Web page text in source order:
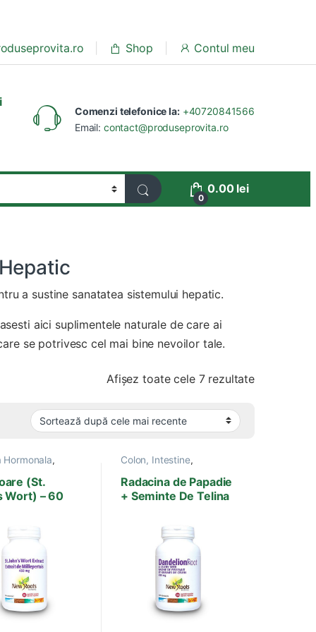
Shop Contul meu
Comenzi telefonice la: +40720841566
Email: contact@produseprovita.ro
0
0.00 lei
a sustine sanatatea sistemului hepatic.
aici suplimentele naturale de care ai
se potrivesc cel mai bine nevoilor tale.
Afișez toate cele 7 rezultateSortat
Hormonala,
,Hepatite
New
imunitar
(St.
Wort) – 60
Colon, Intestine,
Hepatite virale,Produse
New Roots,Vitamine si
Minerale
Radacina de Papadie
+ Seminte De Telina